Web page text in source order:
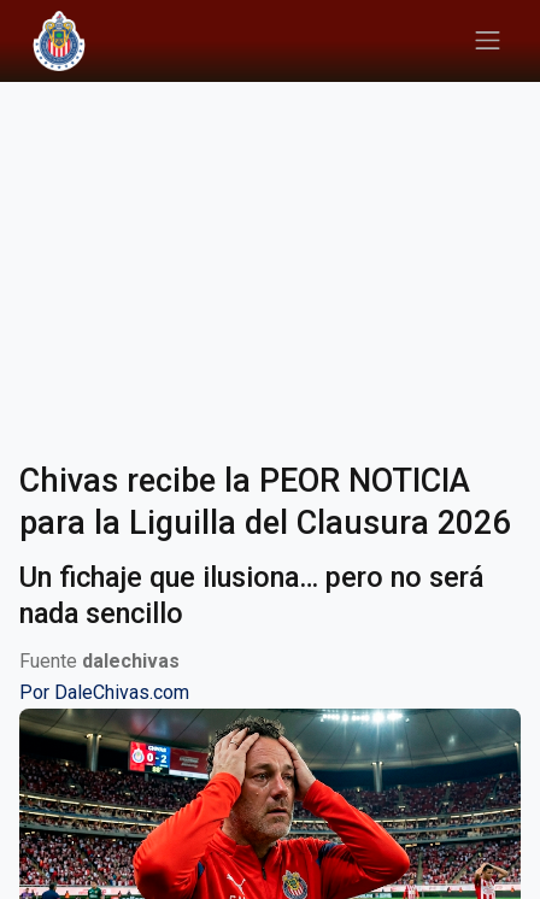
Chivas recibe la PEOR NOTICIA
para la Liguilla del Clausura 2026
Un fichaje que ilusiona… pero no será
nada sencillo
Fuente dalechivas
Por DaleChivas.com